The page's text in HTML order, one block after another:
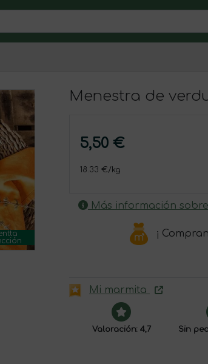
Menestra de
5,50 €
18.33 €/kg
Más información
¡
Mi marmita
Valoración: 4,7 Sin